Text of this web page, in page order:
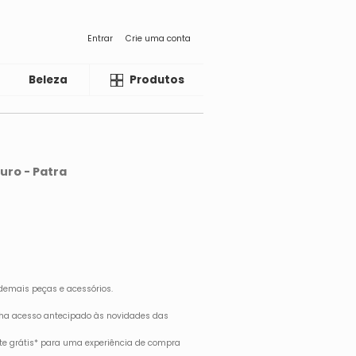
Entrar Crie uma conta
Beleza LiquidaProdutos
- Patra
peças e acessórios.
acesso antecipado às novidades das
grátis* para uma experiência de compra